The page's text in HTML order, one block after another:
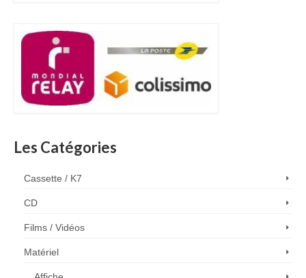
Les Catégories
Cassette / K7
CD
Films / Vidéos
Matériel